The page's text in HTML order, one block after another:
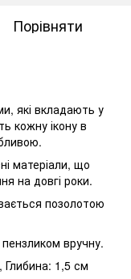
Порівняти
які вкладають у
кожну ікону в
матеріали, що
на довгі роки.
позолотою
вручну.
1,5 см